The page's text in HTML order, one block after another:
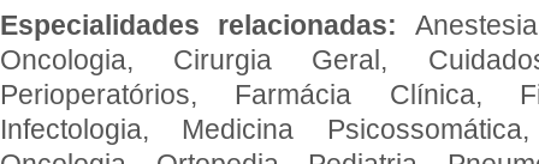
Especialidades relacionadas:
Oncologia, Cirurgia Geral,
Perioperatórios, Farmácia Clínica,
Infectologia, Medicina